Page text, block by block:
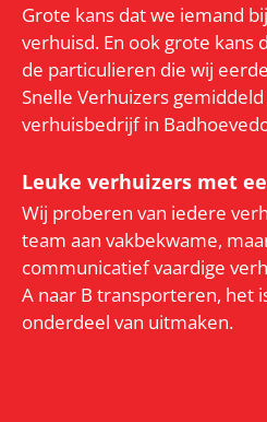
Grote kans dat we iemand
verhuisd. En ook grote kans
de particulieren die wij
Snelle Verhuizers
verhuisbedrijf in
Leuke verhuizers met
Wij proberen van iedere
team aan vakbekwame,
communicatief vaardige
A naar B transporteren, het
onderdeel van uitmaken.